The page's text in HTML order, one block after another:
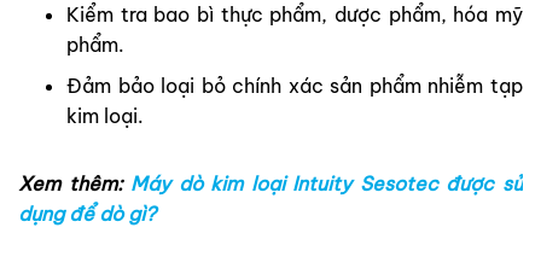
Kiểm tra bao bì thực phẩm, dược phẩm, hóa mỹ
phẩm.
Đảm bảo loại bỏ chính xác sản phẩm nhiễm tạp
kim loại.
Xem thêm: Máy dò kim loại Intuity Sesotec được sử
dụng để dò gì?